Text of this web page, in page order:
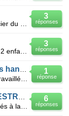
3
réponses
3
réponses
1
réponse
6
réponses